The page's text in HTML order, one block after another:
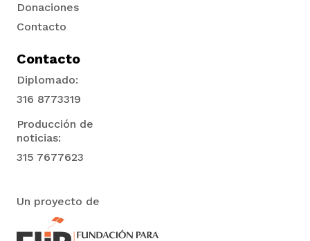
Donaciones
Contacto
Contacto
Diplomado:
316 8773319
Producción de
noticias:
315 7677623
Un proyecto de